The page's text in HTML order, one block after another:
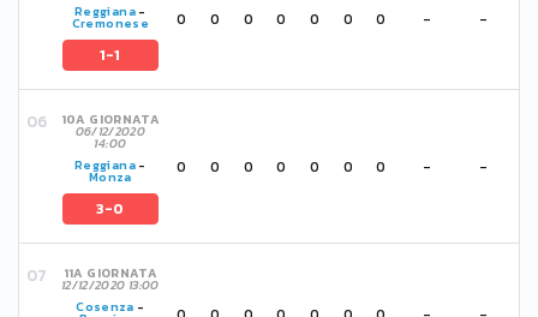
Reggiana-
Cremonese
1-1
0 0 0 0 0 0 0 - -
10A GIORNATA
06/12/2020
14:00
Reggiana-
Monza
3-0
0 0 0 0 0 0 0 - -
11A GIORNATA
12/12/2020 13:00
Cosenza -